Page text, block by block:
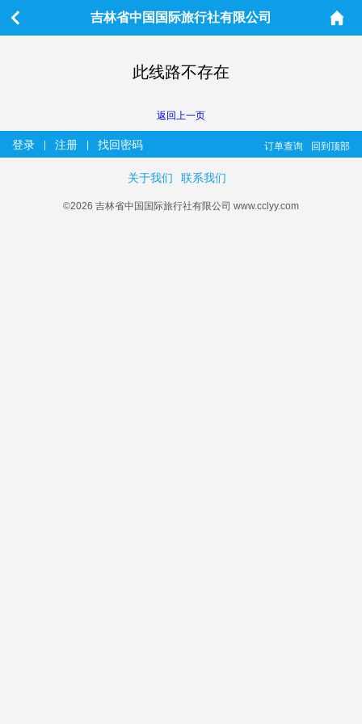
吉林省中国国际旅行社有限公司
此线路不存在
返回上一页
登录 注册 找回密码 回到顶部
订单查询
关于我们 联系我们
©2026 吉林省中国国际旅行社有限公司 www.cclyy.com